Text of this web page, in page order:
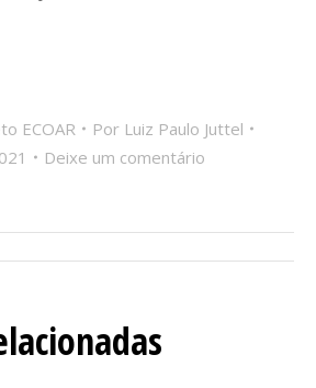
ECOAR Por Luiz Paulo Juttel
Deixe um comentário